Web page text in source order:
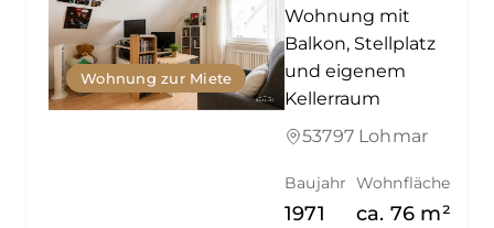
Wohnung zur Miete
Wohnung mit
Balkon, Stellplatz
und eigenem
Kellerraum
53797 Lohmar
Baujahr
1971
Wohnfläche
ca. 76 m²